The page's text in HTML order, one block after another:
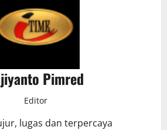
Pimred
Editor
lugas dan terpercaya